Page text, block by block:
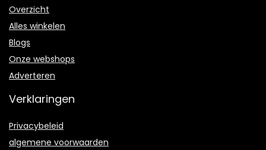
Overzicht
Alles winkelen
Blogs
Onze webshops
Adverteren
Verklaringen
Privacybeleid
algemene voorwaarden